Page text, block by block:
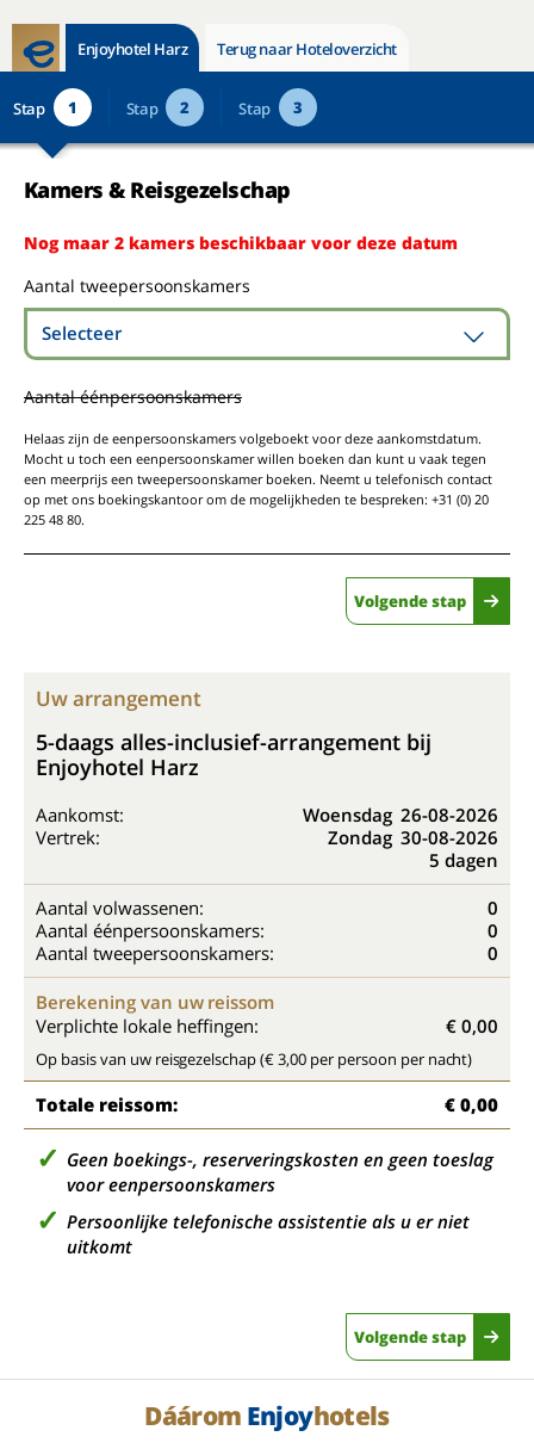
Enjoyhotel Harz Terug naar Hoteloverzicht
Stap 1 Stap 2 Stap 3
Kamers & Reisgezelschap
Nog maar 2 kamers beschikbaar voor deze datum
Aantal tweepersoonskamers
Selecteer
Aantal éénpersoonskamers
Helaas zijn de eenpersoonskamers volgeboekt voor deze aankomstdatum.
Mocht u toch een eenpersoonskamer willen boeken dan kunt u vaak tegen
een meerprijs een tweepersoonskamer boeken. Neemt u telefonisch contact
op met ons boekingskantoor om de mogelijkheden te bespreken: +31 (0) 20
225 48 80.
Volgende stap
Uw arrangement
5-daags alles-inclusief-arrangement bij
Enjoyhotel Harz
Aankomst: Woensdag 26-08-2026
Vertrek:
Zondag 30-08-2026
5 dagen
Aantal volwassenen:
0
Aantal éénpersoonskamers:
0
Aantal tweepersoonskamers:
0
Berekening van uw reissom
Verplichte lokale heffingen:
€ 0,00
Op basis van uw reisgezelschap (€ 3,00 per persoon per nacht)
Totale reissom: € 0,00
Geen boekings-, reserveringskosten en geen toeslag
voor eenpersoonskamers
Persoonlijke telefonische assistentie als u er niet
uitkomt
Volgende stap
Dáárom Enjoyhotels